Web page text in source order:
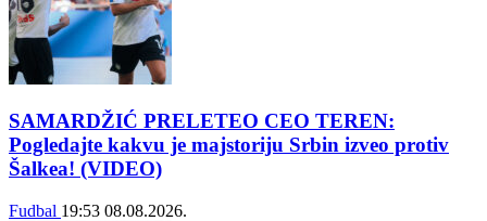
SAMARDŽIĆ PRELETEO CEO TEREN:
Pogledajte kakvu je majstoriju Srbin izveo protiv
Šalkea! (VIDEO)
Fudbal 19:53 08.08.2026.